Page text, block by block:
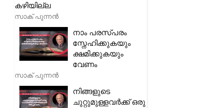
കഴിയില്ല
സാക് പുന്നൻ
നാം പരസ്പരം
സ്നേഹിക്കുകയും
ക്ഷമിക്കുകയും
വേണം
സാക് പുന്നൻ
നിങ്ങളുടെ
ചുറ്റുമുള്ളവർക്ക് ഒരു